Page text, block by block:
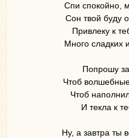
Спи спокойно,
Сон твой буду
Привлеку к
Много сладких
Попрошу
Чтоб
Чтоб
И текла к
Ну, а завтра ты